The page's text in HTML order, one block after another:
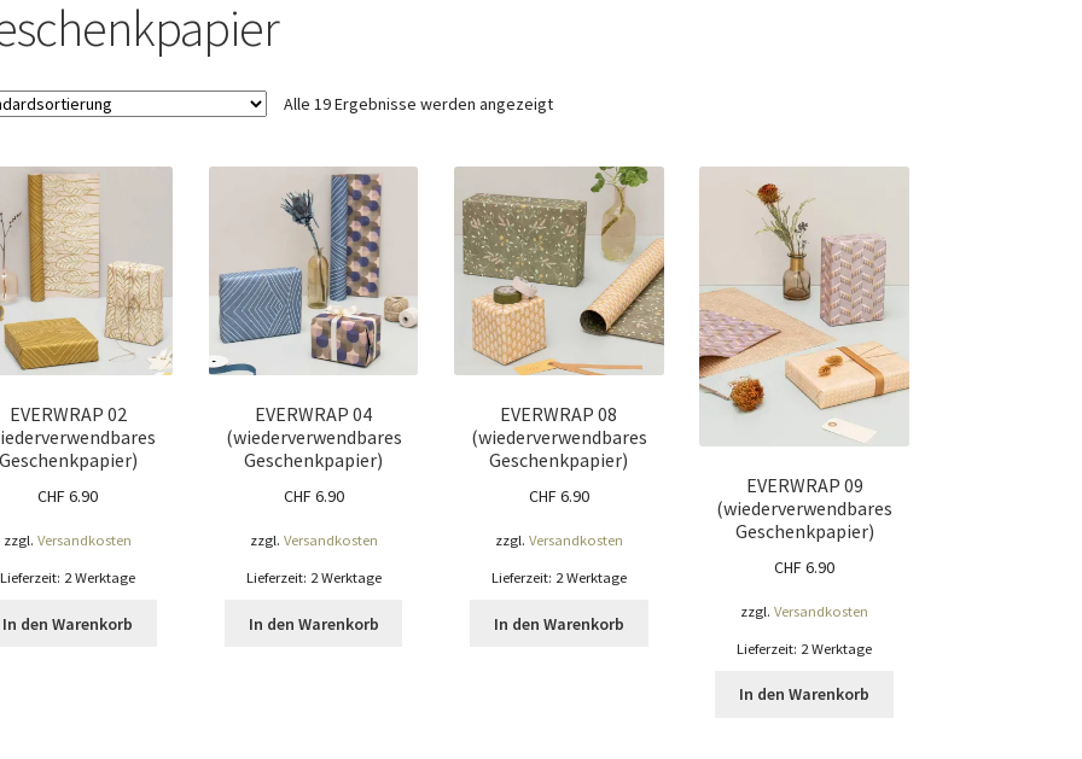
Alle 19 Ergebnisse werden angezeigt
EVERWRAP 02
CHF6.90
zzgl.Versandkosten
Lieferzeit: 2 Werktage
In den Warenkorb
EVERWRAP 04
(wiederverwendbares
Geschenkpapier)
CHF6.90
zzgl. Versandkosten
Lieferzeit: 2 Werktage
In den Warenkorb
EVERWRAP 08
(wiederverwendbares
Geschenkpapier)
CHF6.90
zzgl. Versandkosten
Lieferzeit: 2 Werktage
In den Warenkorb
EVERWRAP 09
(wiederverwendbares
Geschenkpapier)
CHF6.90
zzgl.Versandkosten
Lieferzeit: 2 Werktage
In den Warenkorb